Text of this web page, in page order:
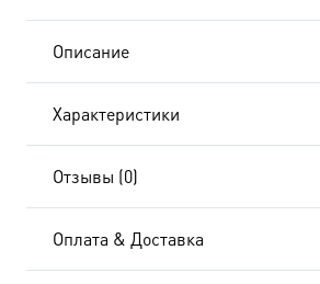
BK-
Описание
Характеристики
Отзывы (0)
Оплата & Доставка